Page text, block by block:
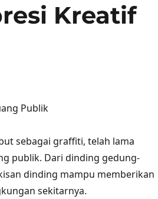
Kreatif
Publik
sebagai graffiti, telah lama
publik. Dari dinding gedung-
dinding mampu memberikan
sekitarnya.